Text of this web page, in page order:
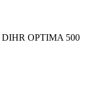
DIHR OPTIMA 500